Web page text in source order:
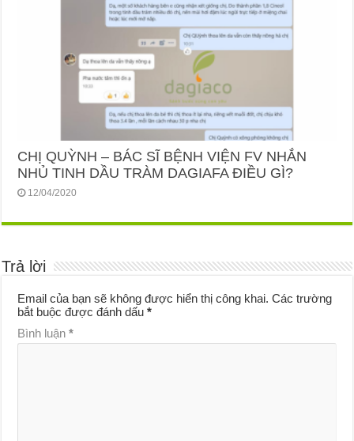
CHỊ QUỲNH – BÁC SĨ BỆNH VIỆN FV NHẮN
NHỦ TINH DẦU TRÀM DAGIAFA ĐIỀU GÌ?
12/04/2020
Trả lời
Email của bạn sẽ không được hiển thị công khai. Các trường
bắt buộc được đánh dấu*
Bình luận*